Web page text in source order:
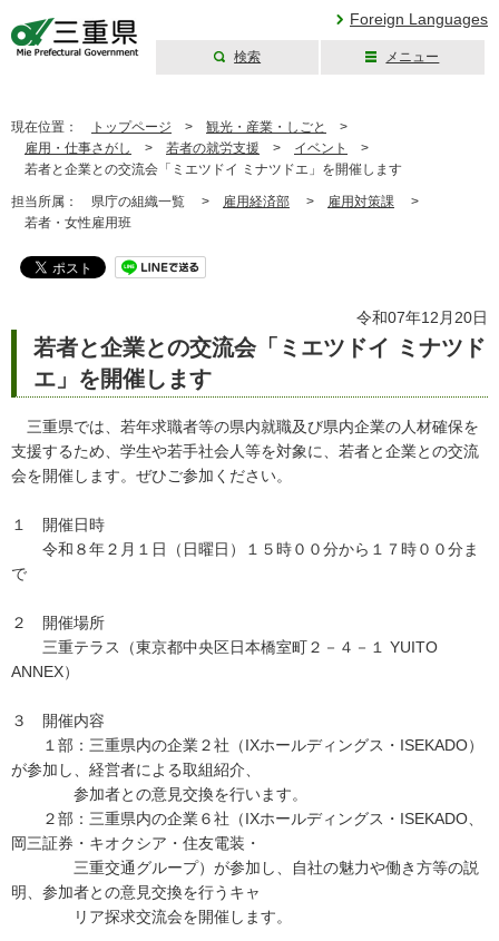
Foreign Languages
検索 メニュー
現在位置： トップページ > 観光・産業・しごと
>
雇用・仕事さがし
> 若者の就労支援 > イベント
>
若者と企業との交流会「ミエツドイ ミナツドエ」を開催します
担当所属： 県庁の組織一覧 > 雇用経済部 > 雇用対策課 >
若者・女性雇用班
令和07年12月20日
若者と企業との交流会「ミエツドイ ミナツド
エ」を開催します
三重県では、若年求職者等の県内就職及び県内企業の人材確保を
支援するため、学生や若手社会人等を対象に、若者と企業との交流
会を開催します。ぜひご参加ください。
１ 開催日時
令和８年２月１日（日曜日）１５時００分から１７時００分ま
で
２ 開催場所
三重テラス（東京都中央区日本橋室町２－４－１ YUITO
ANNEX）
３ 開催内容
１部：三重県内の企業２社（IXホールディングス・ISEKADO）
が参加し、経営者による取組紹介、
参加者との意見交換を行います。
２部：三重県内の企業６社（IXホールディングス・ISEKADO、
岡三証券・キオクシア・住友電装・
三重交通グループ）が参加し、自社の魅力や働き方等の説
明、参加者との意見交換を行うキャ
リア探求交流会を開催します。